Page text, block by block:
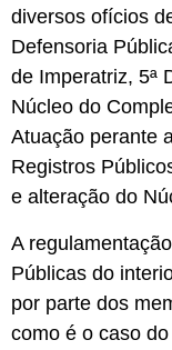
diversos ofícios
Defensoria
de Imperatriz, 5ª
Núcleo do
Atuação perante
Registros
e alteração do
A
Públicas do
por parte dos
como é o caso